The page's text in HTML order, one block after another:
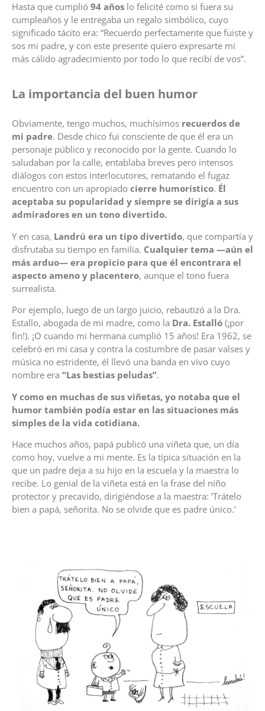
Hasta que cumplió 94 años lo felicité como si fuera su
cumpleaños y le entregaba un regalo simbólico, cuyo
significado tácito era: “Recuerdo perfectamente que fuiste y
sos mi padre, y con este presente quiero expresarte mi
más cálido agradecimiento por todo lo que recibí de vos”.
La importancia del buen humor
Obviamente, tengo muchos, muchísimos recuerdos de
mi padre. Desde chico fui consciente de que él era un
personaje público y reconocido por la gente. Cuando lo
saludaban por la calle, entablaba breves pero intensos
diálogos con estos interlocutores, rematando el fugaz
encuentro con un apropiado cierre humorístico. Él
aceptaba su popularidad y siempre se dirigía a sus
admiradores en un tono divertido.
Y en casa, Landrú era un tipo divertido, que compartía y
disfrutaba su tiempo en familia. Cualquier tema —aún el
más arduo— era propicio para que él encontrara el
aspecto ameno y placentero, aunque el tono fuera
surrealista.
Por ejemplo, luego de un largo juicio, rebautizó a la Dra.
Estallo, abogada de mi madre, como la Dra. Estalló (¡por
fin!). ¡O cuando mi hermana cumplió 15 años! Era 1962, se
celebró en mi casa y contra la costumbre de pasar valses y
música no estridente, él llevó una banda en vivo cuyo
nombre era “Las bestias peludas”.
Y como en muchas de sus viñetas, yo notaba que el
humor también podía estar en las situaciones más
simples de la vida cotidiana.
Hace muchos años, papá publicó una viñeta que, un día
como hoy, vuelve a mi mente. Es la típica situación en la
que un padre deja a su hijo en la escuela y la maestra lo
recibe. Lo genial de la viñeta está en la frase del niño
protector y precavido, dirigiéndose a la maestra: ’Trátelo
bien a papá, señorita. No se olvide que es padre único.’